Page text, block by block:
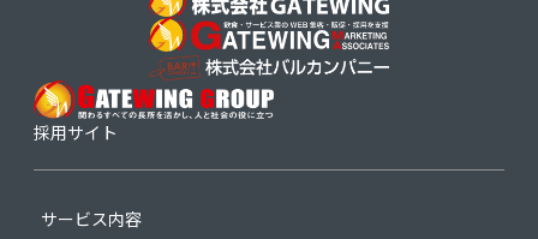
採用サイト
サービス内容